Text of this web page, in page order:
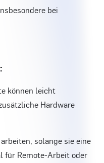
bei
können leicht
Hardware
solange sie eine
für Remote-Arbeit oder